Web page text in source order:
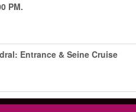
PM.
Entrance & Seine Cruise